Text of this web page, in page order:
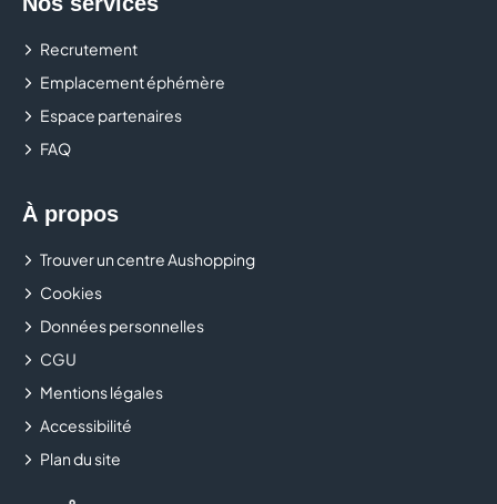
Recrutement
Emplacement éphémère
Espace partenaires
FAQ
À propos
Trouver un centre Aushopping
Cookies
Données personnelles
CGU
Mentions légales
Accessibilité
Plan du site